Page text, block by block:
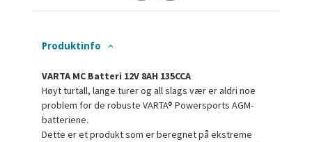
Produktinfo
VARTA MC Batteri 12V 8AH 135CCA
Høyt turtall, lange turer og all slags vær er aldri noe
problem for de robuste VARTA® Powersports AGM-
batteriene.
Dette er et produkt som er beregnet på ekstreme